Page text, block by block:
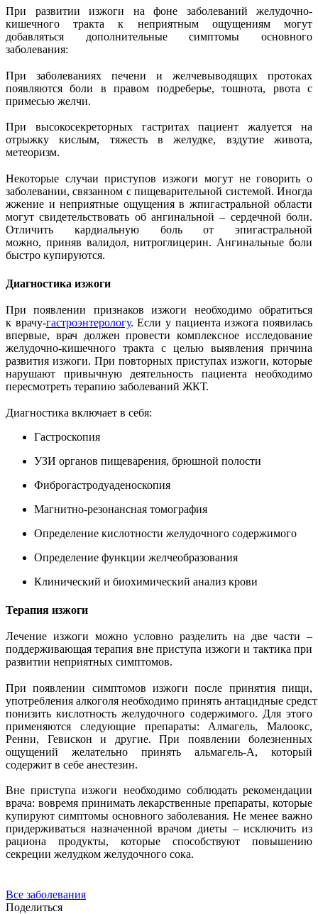
При развитии изжоги на фоне заболеваний желудочно-
кишечного тракта к неприятным ощущениям могут
добавляться дополнительные симптомы основного
заболевания:
При заболеваниях печени и желчевыводящих протоках
появляются боли в правом подреберье, тошнота, рвота с
примесью желчи.
При высокосекреторных гастритах пациент жалуется на
отрыжку кислым, тяжесть в желудке, вздутие живота,
метеоризм.
Некоторые случаи приступов изжоги могут не говорить о
заболевании, связанном с пищеварительной системой. Иногда
жжение и неприятные ощущения в жпигастральной области
могут свидетельствовать об ангинальной – сердечной боли.
Отличить кардиальную боль от эпигастральной
можно, приняв валидол, нитроглицерин. Ангинальные боли
быстро купируются.
Диагностика изжоги
При появлении признаков изжоги необходимо обратиться
к врачу-гастроэнтерологу. Если у пациента изжога появилась
впервые, врач должен провести комплексное исследование
желудочно-кишечного тракта с целью выявления причина
развития изжоги. При повторных приступах изжоги, которые
нарушают привычную деятельность пациента необходимо
пересмотреть терапию заболеваний ЖКТ.
Диагностика включает в себя:
Гастроскопия
УЗИ органов пищеварения, брюшной полости
Фиброгастродуаденоскопия
Магнитно-резонансная томография
Определение кислотности желудочного содержимого
Определение функции желчеобразования
Клинический и биохимический анализ крови
Терапия изжоги
Лечение изжоги можно условно разделить на две части –
поддерживающая терапия вне приступа изжоги и тактика при
развитии неприятных симптомов.
При появлении симптомов изжоги после принятия пищи,
употребления алкоголя необходимо принять антацидные
понизить кислотность желудочного содержимого. Для этого
применяются следующие препараты: Алмагель, Малоокс,
Ренни, Гевискон и другие. При появлении болезненных
ощущений желательно принять альмагель-А, который
содержит в себе анестезин.
Вне приступа изжоги необходимо соблюдать рекомендации
врача: вовремя принимать лекарственные препараты, которые
купируют симптомы основного заболевания. Не менее важно
придерживаться назначенной врачом диеты – исключить из
рациона продукты, которые способствуют повышению
секреции желудком желудочного сока.
Все заболевания
Поделиться